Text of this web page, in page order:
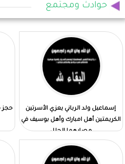
حوادث ومجتمع
إسماعيل ولد الرباني يعزي الأسرتين
الكريمتين أهل امبارك وأهل بوسيف في
مصابهما الجلل
حجز